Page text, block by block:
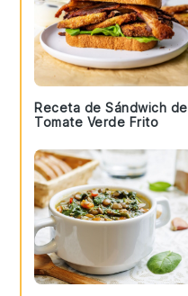
Receta de Sándwich de
Tomate Verde Frito